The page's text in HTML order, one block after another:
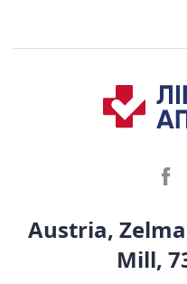
Austria,
Mill,